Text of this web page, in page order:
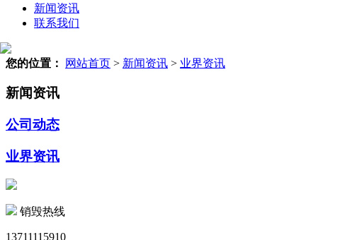
新闻资讯
联系我们
您的位置： 网站首页 > 新闻资讯 > 业界资讯
新闻资讯
公司动态
业界资讯
销毁热线
13711115910